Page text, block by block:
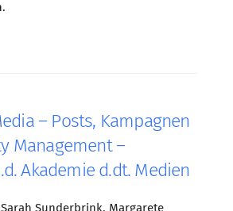
– Posts, Kampagnen
Management –
Akademie d.dt. Medien
Sunderbrink, Margarete